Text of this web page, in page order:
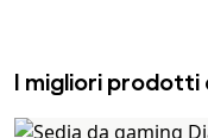
I migliori prodotti